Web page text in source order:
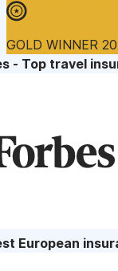
GOLD WINNER
- Top travel
European